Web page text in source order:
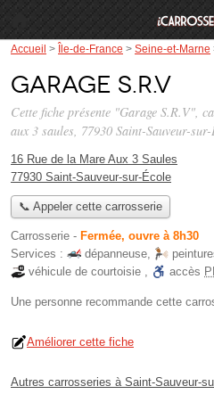
Accueil > Île-de-France > Seine-et-Marne
Garage S.R.V
Cette fiche présente "Garage S.R.V",
aux 3 saules, 77930 Saint-Sauveur-sur-
16 Rue de la Mare Aux 3 Saules
77930 Saint-Sauveur-sur-École
📞 Appeler cette carrosserie
Carrosserie - Fermée, ouvre à 8h30
Services :
dépanneuse,
véhicule de courtoisie , accès
Une personne recommande cette
Améliorer cette fiche
Autres carrosseries à Saint-Sauveur-